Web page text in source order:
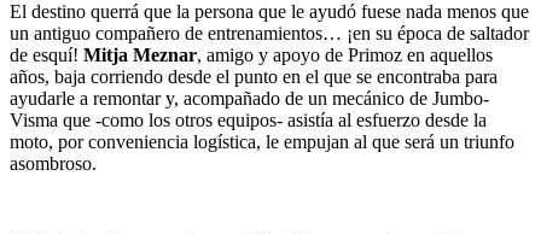
El destino querrá que la persona que le ayudó fuese nada menos que
un antiguo compañero de entrenamientos… ¡en su época de saltador
de esquí! Mitja Meznar, amigo y apoyo de Primoz en aquellos
años, baja corriendo desde el punto en el que se encontraba para
ayudarle a remontar y, acompañado de un mecánico de Jumbo-
Visma que -como los otros equipos- asistía al esfuerzo desde la
moto, por conveniencia logística, le empujan al que será un triunfo
asombroso.